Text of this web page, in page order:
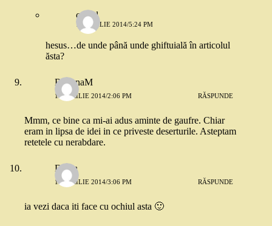
catgal
11 APRILIE 2014/5:24 PM
hesus…de unde până unde ghiftuială în articolul
ăsta?
RoxanaM
11 APRILIE 2014/2:06 PM RĂSPUNDE
Mmm, ce bine ca mi-ai adus aminte de gaufre. Chiar
eram in lipsa de idei in ce priveste deserturile. Asteptam
retetele cu nerabdare.
Diana
11 APRILIE 2014/3:06 PM RĂSPUNDE
ia vezi daca iti face cu ochiul asta 🙂